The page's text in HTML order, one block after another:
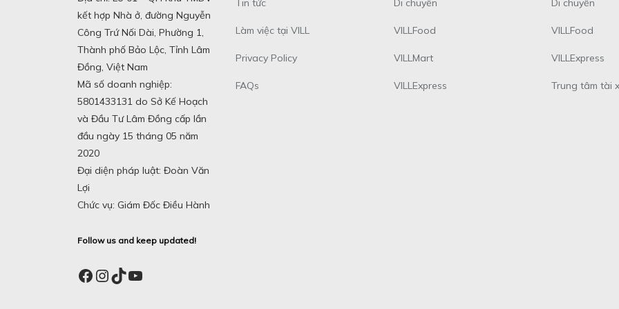
kết hợp Nhà ở, đường Nguyễn
Công Trứ Nối Dài, Phường 1,
Thành phố Bảo Lộc, Tỉnh Lâm
Đồng, Việt Nam
Mã số doanh nghiệp:
5801433131 do Sở Kế Hoạch
và Đầu Tư Lâm Đồng cấp lần
đầu ngày 15 tháng 05 năm
2020
Đại diện pháp luật: Đoàn Văn
Lợi
Chức vụ: Giám Đốc Điều Hành
Follow us and keep updated!
Facebook
Instagram
TikTok
YouTube
Làm việc tại VILL
Privacy Policy
FAQs
VILLFood
VILLMart
VILLExpress
VILLFood
VILLExpress
Trung tâm tài